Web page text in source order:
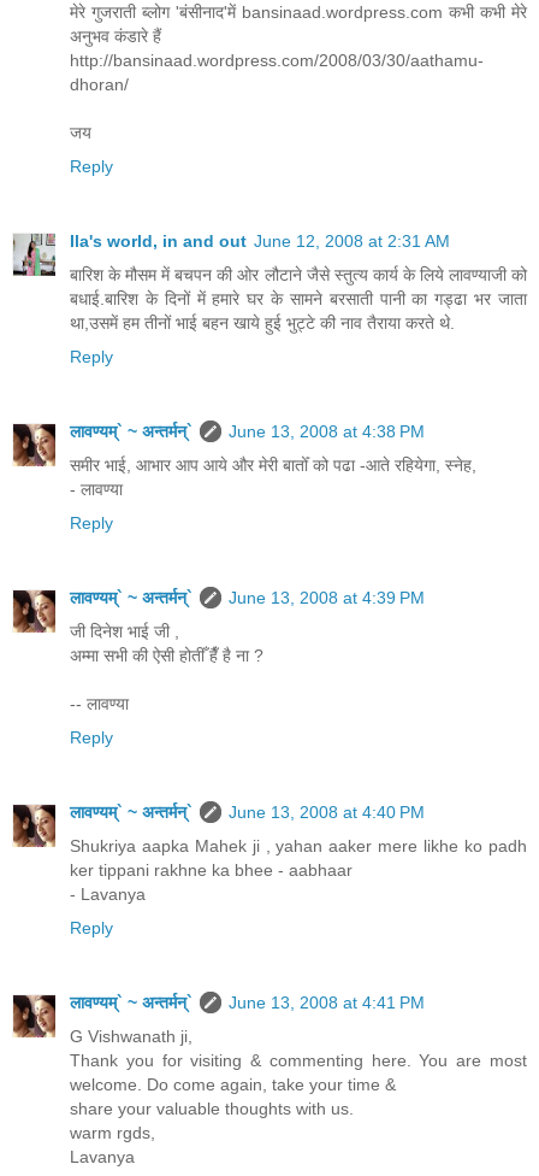
मेरे गुजराती ब्लोग 'बंसीनाद'में bansinaad.wordpress.com कभी कभी मेरे
अनुभव कंडारे हैं
http://bansinaad.wordpress.com/2008/03/30/aathamu-
dhoran/
जय
Reply
Ila's world, in and out June 12, 2008 at 2:31 AM
बारिश के मौसम में बचपन की ओर लौटाने जैसे स्तुत्य कार्य के लिये लावण्याजी को
बधाई.बारिश के दिनों में हमारे घर के सामने बरसाती पानी का गड्ढा भर जाता
था,उसमें हम तीनों भाई बहन खाये हुई भुट्टे की नाव तैराया करते थे.
Reply
लावण्यम्` ~ अन्तर्मन्`
June 13, 2008 at 4:38 PM
समीर भाई, आभार आप आये और मेरी बातोँ को पढा -आते रहियेगा, स्नेह,
- लावण्या
Reply
लावण्यम्` ~ अन्तर्मन्`
June 13, 2008 at 4:39 PM
जी दिनेश भाई जी ,
अम्मा सभी की ऐसी होतीँ हैँ है ना ?
-- लावण्या
Reply
लावण्यम्` ~ अन्तर्मन्`
June 13, 2008 at 4:40 PM
Shukriya aapka Mahek ji , yahan aaker mere likhe ko padh
ker tippani rakhne ka bhee - aabhaar
- Lavanya
Reply
लावण्यम्` ~ अन्तर्मन्`
June 13, 2008 at 4:41 PM
G Vishwanath ji,
Thank you for visiting & commenting here. You are most
welcome. Do come again, take your time &
share your valuable thoughts with us.
warm rgds,
Lavanya